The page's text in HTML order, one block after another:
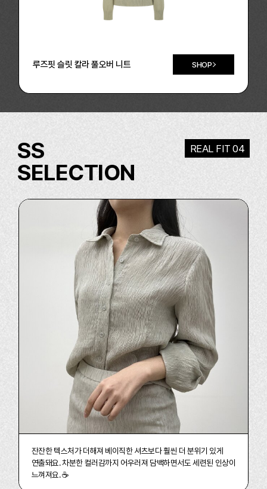
루즈핏 슬릿 칼라 풀오버 니트 SHOP
잔잔한 텍스처가 더해져 베이직한 셔츠보다 훨씬 더 분위기 있게
연출돼요.차분한 컬러감까지 어우러져 담백하면서도 세련된 인상이
느껴져요. ☕
SS
SELECTION
REAL FIT 04